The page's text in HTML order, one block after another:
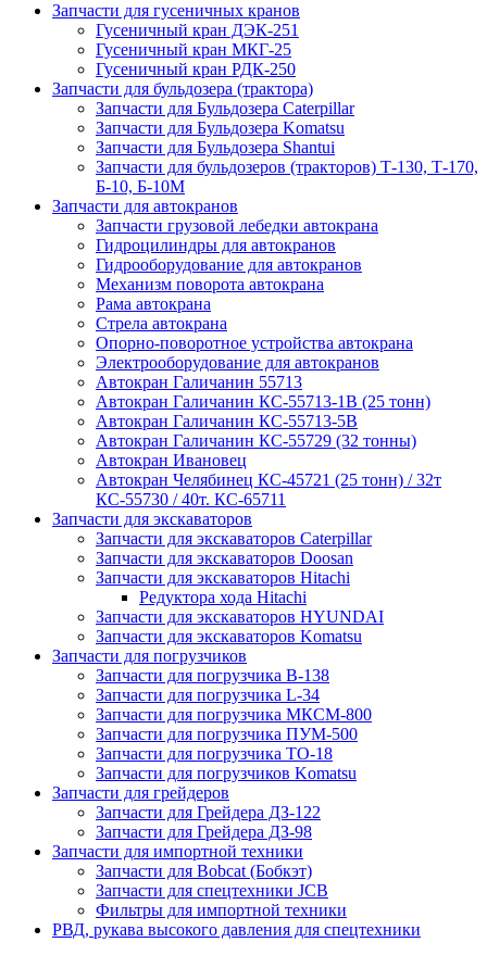
Запчасти для гусеничных кранов
Гусеничный кран ДЭК-251
Гусеничный кран МКГ-25
Гусеничный кран РДК-250
Запчасти для бульдозера (трактора)
Запчасти для Бульдозера Caterpillar
Запчасти для Бульдозера Komatsu
Запчасти для Бульдозера Shantui
Запчасти для бульдозеров (тракторов) Т-130, Т-170,
Б-10, Б-10М
Запчасти для автокранов
Запчасти грузовой лебедки автокрана
Гидроцилиндры для автокранов
Гидрооборудование для автокранов
Механизм поворота автокрана
Рама автокрана
Стрела автокрана
Опорно-поворотное устройства автокрана
Электрооборудование для автокранов
Автокран Галичанин 55713
Автокран Галичанин КС-55713-1В (25 тонн)
Автокран Галичанин КС-55713-5В
Автокран Галичанин КС-55729 (32 тонны)
Автокран Ивановец
Автокран Челябинец КС-45721 (25 тонн) / 32т
КС-55730 / 40т. КС-65711
Запчасти для экскаваторов
Запчасти для экскаваторов Caterpillar
Запчасти для экскаваторов Doosan
Запчасти для экскаваторов Hitachi
Редуктора хода Hitachi
Запчасти для экскаваторов HYUNDAI
Запчасти для экскаваторов Komatsu
Запчасти для погрузчиков
Запчасти для погрузчика B-138
Запчасти для погрузчика L-34
Запчасти для погрузчика МКСМ-800
Запчасти для погрузчика ПУМ-500
Запчасти для погрузчика ТО-18
Запчасти для погрузчиков Komatsu
Запчасти для грейдеров
Запчасти для Грейдера ДЗ-122
Запчасти для Грейдера ДЗ-98
Запчасти для импортной техники
Запчасти для Bobcat (Бобкэт)
Запчасти для спецтехники JCB
Фильтры для импортной техники
РВД, рукава высокого давления для спецтехники